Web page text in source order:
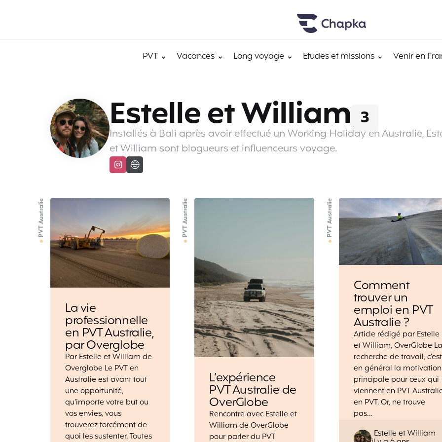
PVT Vacances Long voyage Etudes et missions Venir en
3
Estelle et William
Installés à Bali après avoir effectué un Working Holiday en Australie,
et William sont blogueurs et influenceurs voyage.
PVT Australie
La vie
professionnelle
en PVT Australie,
par Overglobe
Par Estelle et William de
Overglobe Le PVT en
Australie est avant tout
une opportunité,
qu’importe votre but ou
vos envies, vous
trouverez forcément de
quoi les sustenter. Toutes
PVT Australie
L’expérience
PVT Australie de
OverGlobe
Rencontre avec Estelle et
William de OverGlobe
pour parler du PVT
PVT Australie
Comment
trouver un
emploi en PVT
Australie ?
Article rédigé par Estelle
et William, OverGlobe La
recherche de travail, c’est
en général la motivation
principale pour ceux qui
viennent en PVT
en PVT. Or, ne trouve
pas…
Posted
Estelle et William